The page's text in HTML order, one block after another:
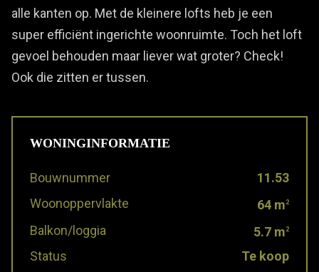
alle kanten op. Met de kleinere lofts heb je een
super efficiënt ingerichte woonruimte. Toch het loft
gevoel behouden maar liever wat groter? Check!
Ook die zitten er tussen.
WONINGINFORMATIE
Bouwnummer
11.53
Woonoppervlakte
64 m 2
Balkon/loggia 5.7 m 2
Status
Te koop